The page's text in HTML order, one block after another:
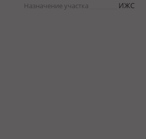
Назначение участка ИЖС